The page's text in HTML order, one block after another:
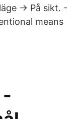
→ På sikt. -
means